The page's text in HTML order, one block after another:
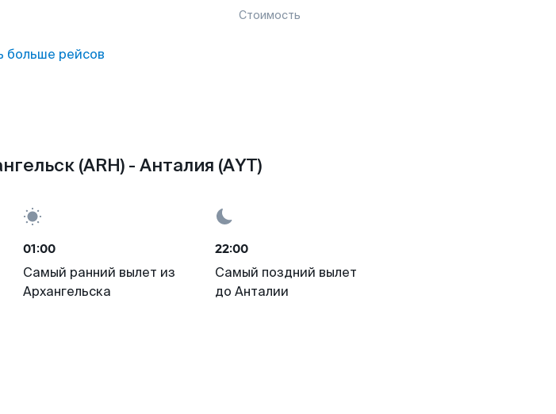
Стоимость
больше рейсов
(ARH) - Анталия (AYT)
01:00
Самый ранний вылет из
Архангельска
22:00
Самый поздний вылет
до Анталии